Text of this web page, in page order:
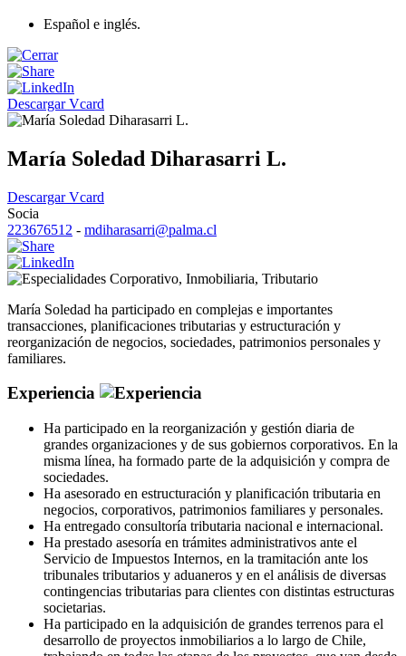
Español e inglés.
Descargar Vcard
María Soledad Diharasarri L.
Descargar Vcard
Socia
223676512 - mdiharasarri@palma.cl
Corporativo, Inmobiliaria, Tributario
María Soledad ha participado en complejas e importantes
transacciones, planificaciones tributarias y estructuración y
reorganización de negocios, sociedades, patrimonios personales y
familiares.
Experiencia
Ha participado en la reorganización y gestión diaria de
grandes organizaciones y de sus gobiernos corporativos. En la
misma línea, ha formado parte de la adquisición y compra de
sociedades.
Ha asesorado en estructuración y planificación tributaria en
negocios, corporativos, patrimonios familiares y personales.
Ha entregado consultoría tributaria nacional e internacional.
Ha prestado asesoría en trámites administrativos ante el
Servicio de Impuestos Internos, en la tramitación ante los
tribunales tributarios y aduaneros y en el análisis de diversas
contingencias tributarias para clientes con distintas estructuras
societarias.
Ha participado en la adquisición de grandes terrenos para el
desarrollo de proyectos inmobiliarios a lo largo de Chile,